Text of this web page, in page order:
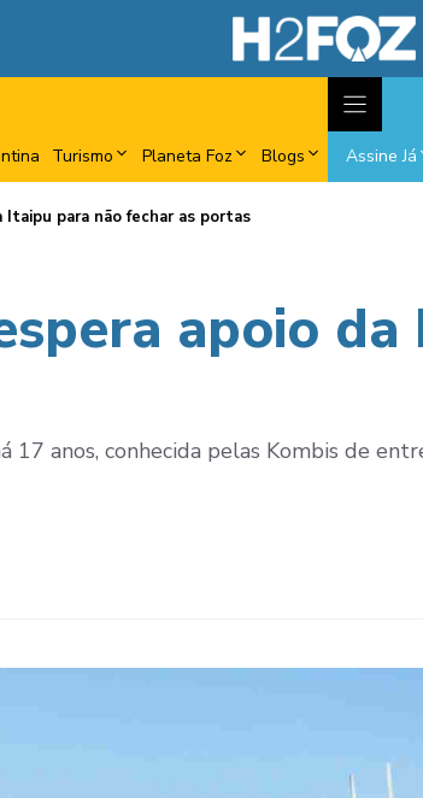
Turismo Planeta Foz Blogs Assine Já
para não fechar as portas
apoio
17 anos, conhecida pelas Kombis de